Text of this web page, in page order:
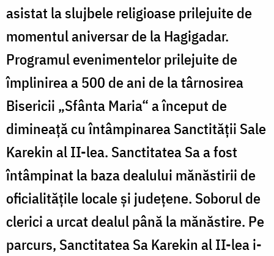
asistat la slujbele religioase prilejuite de
momentul aniversar de la Hagigadar.
Programul evenimentelor prilejuite de
împlinirea a 500 de ani de la târnosirea
Bisericii „Sfânta Maria“ a început de
dimineaţă cu întâmpinarea Sanctităţii Sale
Karekin al II-lea. Sanctitatea Sa a fost
întâmpinat la baza dealului mănăstirii de
oficialităţile locale şi judeţene. Soborul de
clerici a urcat dealul până la mănăstire. Pe
parcurs, Sanctitatea Sa Karekin al II-lea i-